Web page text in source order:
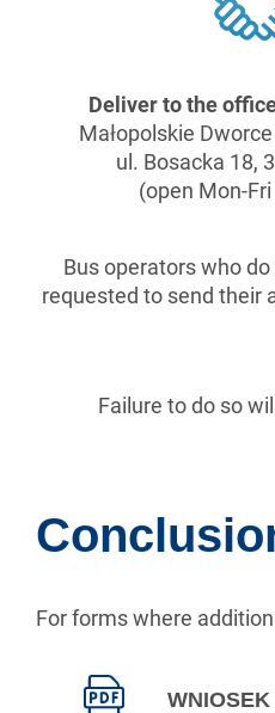
Deliver to the
Małopolskie
ul. Bosacka 18,
(open Mon-
Bus operators who
requested to send their
Failure to do so
For forms where